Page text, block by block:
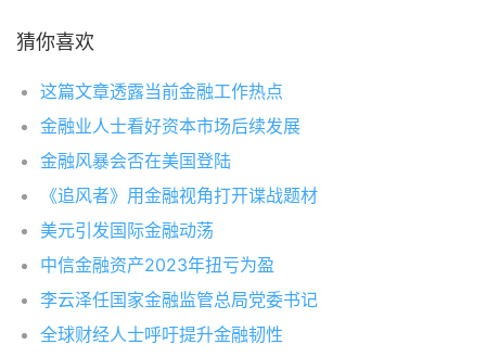
猜你喜欢
这篇文章透露当前金融工作热点
金融业人士看好资本市场后续发展
金融风暴会否在美国登陆
《追风者》用金融视角打开谍战题材
美元引发国际金融动荡
中信金融资产2023年扭亏为盈
李云泽任国家金融监管总局党委书记
全球财经人士呼吁提升金融韧性